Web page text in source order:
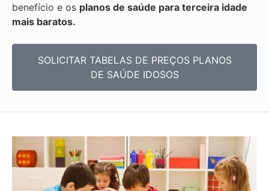
benefício e os planos de saúde para terceira idade
mais baratos.
SOLICITAR TABELAS DE PREÇOS PLANOS
DE SAÚDE IDOSOS